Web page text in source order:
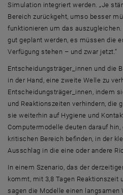
Simulation integriert werden. „Je
Bereich zurückgeht, umso besser
funktionieren um das
gut geplant werden, es müssen die
Verfügung stehen – und zwar jetzt.“
Entscheidungsträger_innen und die
in der Hand, eine zweite Welle zu
Entscheidungsträger_innen, indem
und Reaktionszeiten verhindern, die
sie weiterhin auf Hygiene und
Computermodelle deuten darauf
kritischen Bereich befinden, in der
Ausschlag in die eine oder andere
In einem Szenario, das der
kommt, mit 3,8 Tagen Reaktionszeit
sagen die Modelle einen langsamen